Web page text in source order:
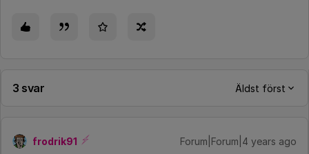
3 svar Äldst först
frodrik91 Forum|Forum|4 years ago